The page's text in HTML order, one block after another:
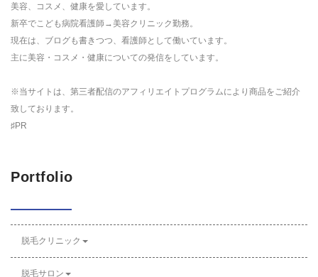
美容、コスメ、健康を愛しています。
新卒でこども病院看護師→美容クリニック勤務。
現在は、ブログも書きつつ、看護師として働いています。
主に美容・コスメ・健康についての発信をしています。
※当サイトは、第三者配信のアフィリエイトプログラムにより商品をご紹介
致しております。
♯PR
Portfolio
脱毛クリニック
脱毛サロン